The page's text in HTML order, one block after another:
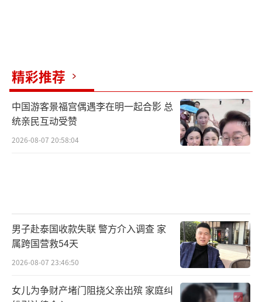
精彩推荐
中国游客景福宫偶遇李在明一起合影 总
统亲民互动受赞
2026-08-07 20:58:04
男子赴泰国收款失联 警方介入调查 家
属跨国营救54天
2026-08-07 23:46:50
女儿为争财产堵门阻挠父亲出殡 家庭纠